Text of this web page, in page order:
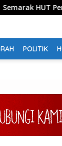
Pertama
POLITIK